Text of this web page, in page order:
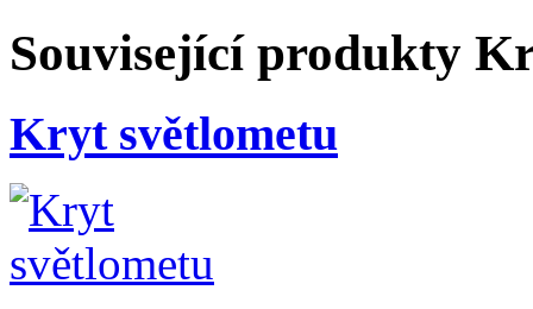
Související produkty
Kryt světlometu